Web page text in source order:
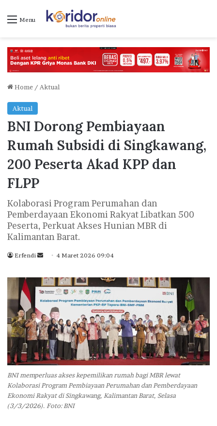
Menu
Home / Aktual
Aktual
BNI Dorong Pembiayaan
Rumah Subsidi di Singkawang,
200 Peserta Akad KPP dan
FLPP
Kolaborasi Program Perumahan dan
Pemberdayaan Ekonomi Rakyat Libatkan 500
Peserta, Perkuat Akses Hunian MBR di
Kalimantan Barat.
Erfendi
n
d
a
n
e
m
i
4 Maret 2026 09:04
BNI memperluas akses kepemilikan rumah bagi MBR lewat
Kolaborasi Program Pembiayaan Perumahan dan Pemberdayaan
Ekonomi Rakyat di Singkawang, Kalimantan Barat, Selasa
(3/3/2026). Foto: BNI